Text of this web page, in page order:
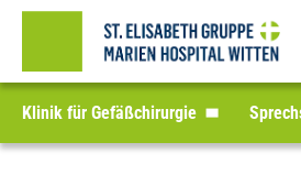
Klinik für Gefäßchirurgie